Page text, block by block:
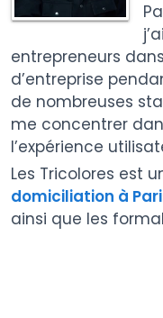
entrepreneurs
d’entreprise
de nombreuses
me concentrer
l’expérience
Les Tricolores est
domiciliation à
ainsi que les